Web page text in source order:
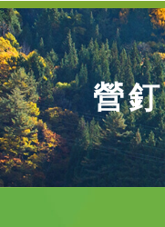
營釘